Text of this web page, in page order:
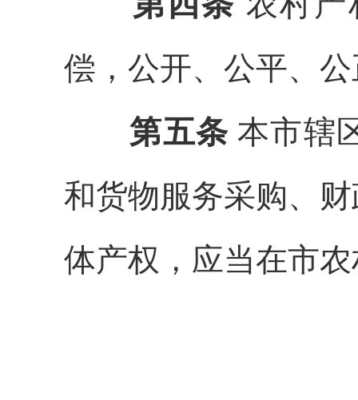
偿，公开、公平、
第五条 本市辖
和货物服务采购、
体产权，应当在市